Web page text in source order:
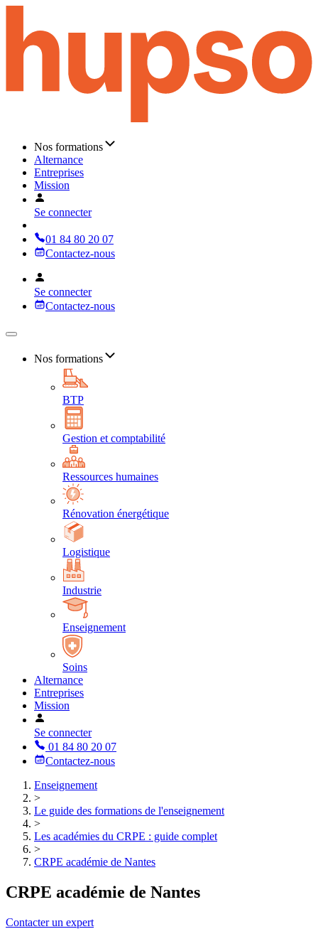
Nos formations
Alternance
Entreprises
Mission
Se connecter
01 84 80 20 07
Contactez-nous
Se connecter
Contactez-nous
Nos formations
BTP
Gestion et comptabilité
Ressources humaines
Rénovation énergétique
Logistique
Industrie
Enseignement
Soins
Alternance
Entreprises
Mission
Se connecter
01 84 80 20 07
Contactez-nous
Enseignement
>
Le guide des formations de l'enseignement
>
Les académies du CRPE : guide complet
>
CRPE académie de Nantes
CRPE académie de Nantes
Contacter un expert